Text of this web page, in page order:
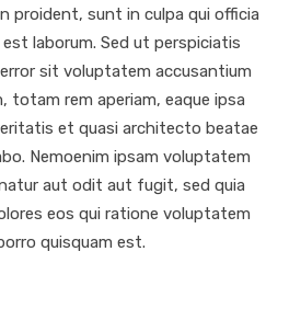
proident, sunt in culpa qui officia
laborum. Sed ut perspiciatis
sit voluptatem accusantium
totam rem aperiam, eaque ipsa
et quasi architecto beatae
Nemoenim ipsam voluptatem
aut odit aut fugit, sed quia
eos qui ratione voluptatem
quisquam est.